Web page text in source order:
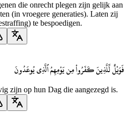
die onrecht plegen zijn gelijk aan
(in vroegere generaties). Laten zij
te bespoedigen.
فَوَيْلٌ لِّلَّذِينَ كَفَرُوا۟ مِن يَوْمِهِمُ ٱلَّذِى يُوعَدُونَ
zijn op hun Dag die aangezegd is.